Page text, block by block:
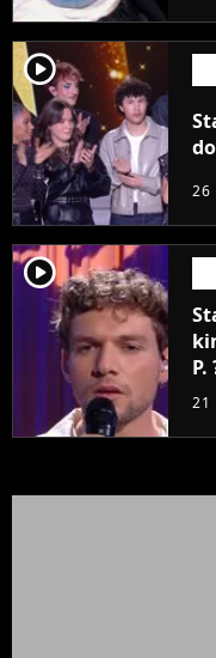
player2
26
player2
21